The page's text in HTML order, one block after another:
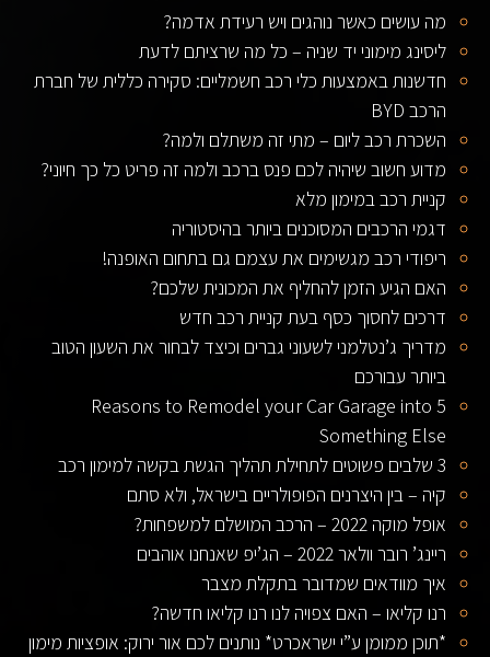
מה עושים כאשר נוהגים ויש רעידת אדמה?
ליסינג מימוני יד שניה – כל מה שרציתם לדעת
חדשנות באמצעות כלי רכב חשמליים: סקירה כללית של חברת
הרכב BYD
השכרת רכב ליום – מתי זה משתלם ולמה?
מדוע חשוב שיהיה לכם פנס ברכב ולמה זה פריט כל כך חיוני?
קניית רכב במימון מלא
דגמי הרכבים המסוכנים ביותר בהיסטוריה
ריפודי רכב מגשימים את עצמם גם בתחום האופנה!
האם הגיע הזמן להחליף את המכונית שלכם?
דרכים לחסוך כסף בעת קניית רכב חדש
מדריך ג’נטלמני לשעוני גברים וכיצד לבחור את השעון הטוב
ביותר עבורכם
5 Reasons to Remodel your Car Garage into
Something Else
3 שלבים פשוטים לתחילת תהליך הגשת בקשה למימון רכב
קיה – בין היצרנים הפופולריים בישראל, ולא סתם
אופל מוקה 2022 – הרכב המושלם למשפחות?
ריינג’ רובר וולאר 2022 – הג’יפ שאנחנו אוהבים
איך מוודאים שמדובר בתקלת מצבר
רנו קליאו – האם צפויה לנו רנו קליאו חדשה?
*תוכן ממומן ע”י ישראכרט* נותנים לכם אור ירוק: אופציות מימון